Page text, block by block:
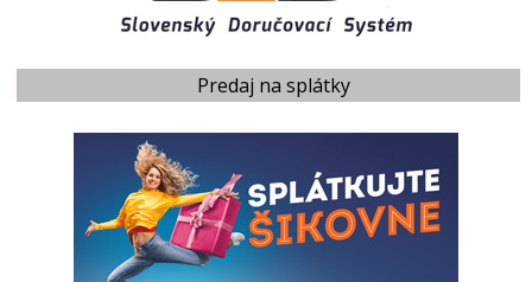
Predaj na splátky